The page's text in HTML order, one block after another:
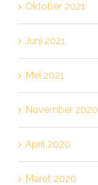
Oktober 2021
Juni 2021
Mei 2021
November 2020
April 2020
Maret 2020